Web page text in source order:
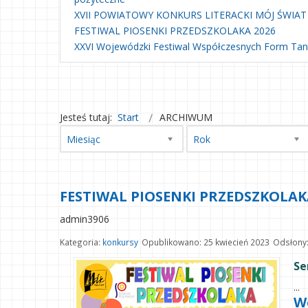
XVII POWIATOWY KONKURS LITERACKI MÓJ ŚWIAT
FESTIWAL PIOSENKI PRZEDSZKOLAKA 2026
XXVI Wojewódzki Festiwal Współczesnych Form
Jesteś tutaj: Start
ARCHIWUM
Miesiąc
Rok
FESTIWAL PIOSENKI
admin3906
Kategoria: konkursy Opublikowano: 25 kwiecień 2023
...